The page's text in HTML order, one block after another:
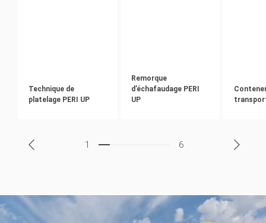
Technique de
platelage PERI UP
Remorque
d’échafaudage PERI
UP
1 6